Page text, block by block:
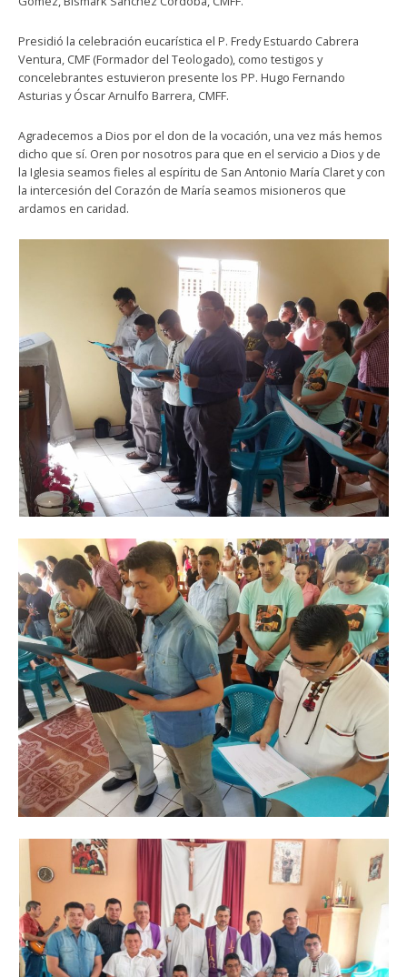
Presidió la celebración eucarística el P. Fredy Estuardo Cabrera
Ventura, CMF (Formador del Teologado), como testigos y
concelebrantes estuvieron presente los PP. Hugo Fernando
Asturias y Óscar Arnulfo Barrera, CMFF.
Agradecemos a Dios por el don de la vocación, una vez más hemos
dicho que sí. Oren por nosotros para que en el servicio a Dios y de
la Iglesia seamos fieles al espíritu de San Antonio María Claret y con
la intercesión del Corazón de María seamos misioneros que
ardamos en caridad.